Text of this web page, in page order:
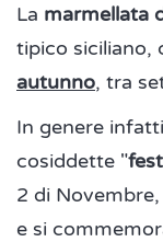
La marmellata
tipico siciliano,
autunno, tra
In genere
cosiddette "
2 di
e si